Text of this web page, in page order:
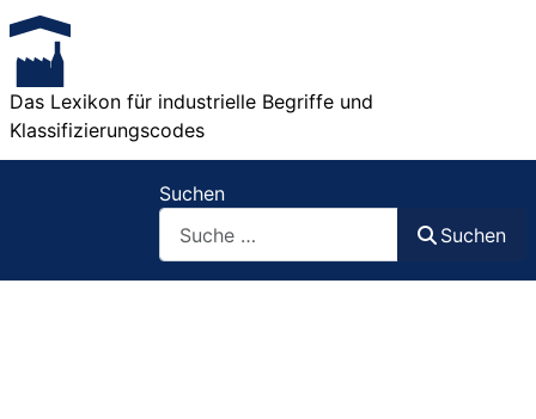
Das Lexikon für industrielle Begriffe und
Klassifizierungscodes
Suchen
Suchen